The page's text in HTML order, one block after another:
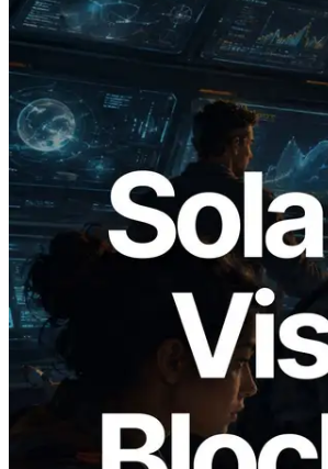
2026.05.24
Validators Solutions
Block Analyzer –
Blockproduktionszeit pro
zugewiesenen Validatoren
Lesen Sie diesen Artikel